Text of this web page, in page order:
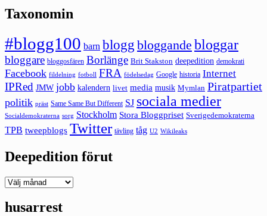
Taxonomin
#blogg100 barn blogg bloggande bloggar
bloggare bloggosfären Borlänge Brit Stakston deepedition demokrati
Facebook fildelning fotboll FRA födelsedag Google historia Internet
IPRed JMW jobb kalendern livet media musik Mymlan Piratpartiet
politik präst Same Same But Different SJ sociala medier
Socialdemokraterna sorg Stockholm Stora Bloggpriset Sverigedemokraterna
TPB tweepblogs Twitter tävling tåg U2 Wikileaks
Deepedition förut
Deepedition
husarrest